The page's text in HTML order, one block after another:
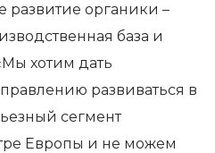
развитие органики –
база и
хотим дать
развиваться в
сегмент
Европы и не можем